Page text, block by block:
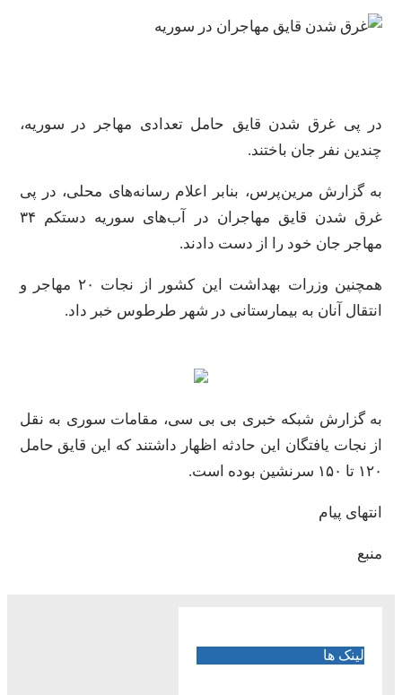
در پی غرق شدن قایق حامل تعدادی مهاجر در سوریه،
چندین نفر جان باختند.
به گزارش مرین‌پرس، بنابر اعلام رسانه‌های محلی، در پی
غرق شدن قایق مهاجران در آب‌های سوریه دستکم ۳۴
مهاجر جان خود را از دست دادند.
همچنین وزرات بهداشت این کشور از نجات ۲۰ مهاجر و
انتقال آنان به بیمارستانی در شهر طرطوس خبر داد.
به گزارش شبکه خبری بی بی سی، مقامات سوری به نقل
از نجات یافتگان این حادثه اظهار داشتند که این قایق حامل
۱۲۰ تا ۱۵۰ سرنشین بوده است.
انتهای پیام
منبع
لینک ها